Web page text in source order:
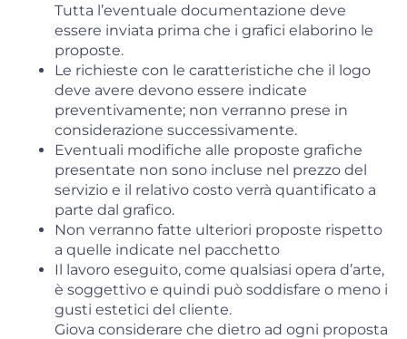
Tutta l’eventuale documentazione deve
essere inviata prima che i grafici elaborino le
proposte.
Le richieste con le caratteristiche che il logo
deve avere devono essere indicate
preventivamente; non verranno prese in
considerazione successivamente.
Eventuali modifiche alle proposte grafiche
presentate non sono incluse nel prezzo del
servizio e il relativo costo verrà quantificato a
parte dal grafico.
Non verranno fatte ulteriori proposte rispetto
a quelle indicate nel pacchetto
Il lavoro eseguito, come qualsiasi opera d’arte,
è soggettivo e quindi può soddisfare o meno i
gusti estetici del cliente.
Giova considerare che dietro ad ogni proposta